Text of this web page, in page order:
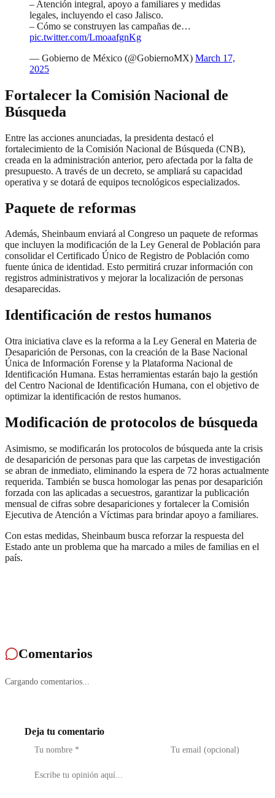
– Atención integral, apoyo a familiares y medidas
legales, incluyendo el caso Jalisco.
– Cómo se construyen las campañas de…
pic.twitter.com/LmoaafgnKg
— Gobierno de México (@GobiernoMX) March 17,
2025
Fortalecer la Comisión Nacional de
Búsqueda
Entre las acciones anunciadas, la presidenta destacó el
fortalecimiento de la Comisión Nacional de Búsqueda (CNB),
creada en la administración anterior, pero afectada por la falta de
presupuesto. A través de un decreto, se ampliará su capacidad
operativa y se dotará de equipos tecnológicos especializados.
Paquete de reformas
Además, Sheinbaum enviará al Congreso un paquete de reformas
que incluyen la modificación de la Ley General de Población para
consolidar el Certificado Único de Registro de Población como
fuente única de identidad. Esto permitirá cruzar información con
registros administrativos y mejorar la localización de personas
desaparecidas.
Identificación de restos humanos
Otra iniciativa clave es la reforma a la Ley General en Materia de
Desaparición de Personas, con la creación de la Base Nacional
Única de Información Forense y la Plataforma Nacional de
Identificación Humana. Estas herramientas estarán bajo la gestión
del Centro Nacional de Identificación Humana, con el objetivo de
optimizar la identificación de restos humanos.
Modificación de protocolos de búsqueda
Asimismo, se modificarán los protocolos de búsqueda ante la crisis
de desaparición de personas para que las carpetas de investigación
se abran de inmediato, eliminando la espera de 72 horas actualmente
requerida. También se busca homologar las penas por desaparición
forzada con las aplicadas a secuestros, garantizar la publicación
mensual de cifras sobre desapariciones y fortalecer la Comisión
Ejecutiva de Atención a Víctimas para brindar apoyo a familiares.
Con estas medidas, Sheinbaum busca reforzar la respuesta del
Estado ante un problema que ha marcado a miles de familias en el
país.
Comentarios
Cargando comentarios...
Deja tu comentario